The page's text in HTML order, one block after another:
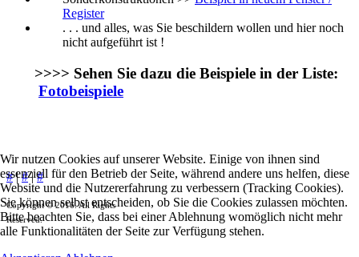
Register
. . . und alles, was Sie beschildern wollen und hier noch
nicht aufgeführt ist !
>>>> Sehen Sie dazu die Beispiele in der Liste:
Fotobeispiele
#|#|#
Copyright © 2016. All Rights
Reserved.
Wir nutzen Cookies auf unserer Website. Einige von ihnen sind
essenziell für den Betrieb der Seite, während andere uns helfen, diese
Website und die Nutzererfahrung zu verbessern (Tracking Cookies).
Sie können selbst entscheiden, ob Sie die Cookies zulassen möchten.
Bitte beachten Sie, dass bei einer Ablehnung womöglich nicht mehr
alle Funktionalitäten der Seite zur Verfügung stehen.